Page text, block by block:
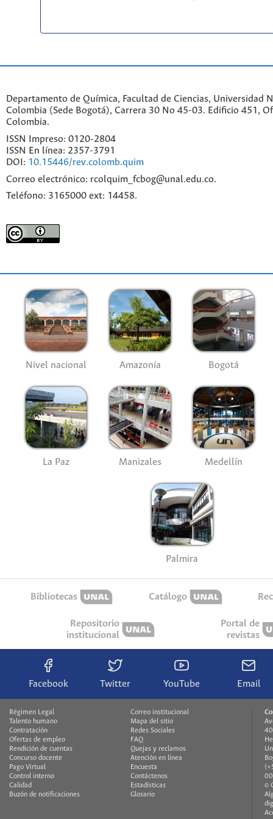
Departamento de Química, Facultad de Ciencias, Universidad
Colombia (Sede Bogotá), Carrera 30 No 45-03. Edificio 451,
Colombia.
ISSN Impreso: 0120-2804
ISSN En línea: 2357-3791
DOI: 10.15446/rev.colomb.quim
Correo electrónico: rcolquim_fcbog@unal.edu.co.
Teléfono: 3165000 ext: 14458.
Nivel nacional Amazonía Bogotá
La Paz Manizales Medellín
Palmira
Bibliotecas Catálogo
Repositorio
institucional
Portal de
revistas
Facebook Twitter YouTube Email
Régimen Legal
Talento humano
Contratación
Ofertas de empleo
Rendición de cuentas
Concurso docente
Pago Virtual
Control interno
Calidad
Buzón de notificaciones
Correo institucional
Mapa del sitio
Redes Sociales
FAQ
Quejas y reclamos
Atención en línea
Encuesta
Contáctenos
Estadísticas
Glosario
©